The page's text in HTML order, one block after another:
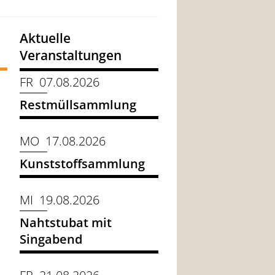
Aktuelle
Veranstaltungen
FR 07.08.2026
Restmüllsammlung
MO 17.08.2026
Kunststoffsammlung
MI 19.08.2026
Nahtstubat mit
Singabend